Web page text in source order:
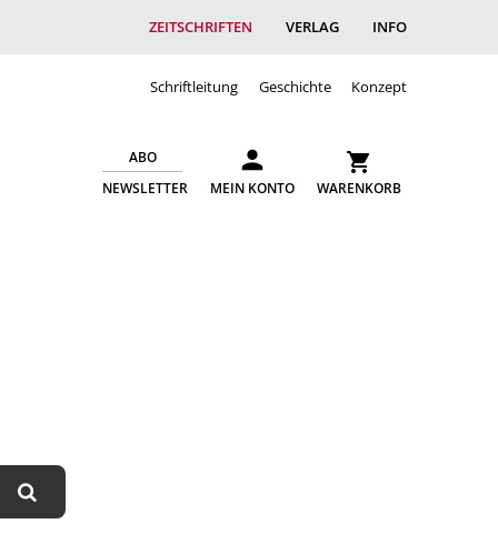
ZEITSCHRIFTEN VERLAG INFO
Schriftleitung Geschichte Konzept
ABO
NEWSLETTER
MEIN KONTO WARENKORB